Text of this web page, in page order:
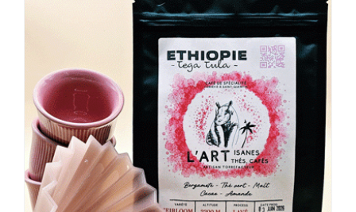
plusieurs
variations.
options
peuvent
être
choisies
sur
la
page